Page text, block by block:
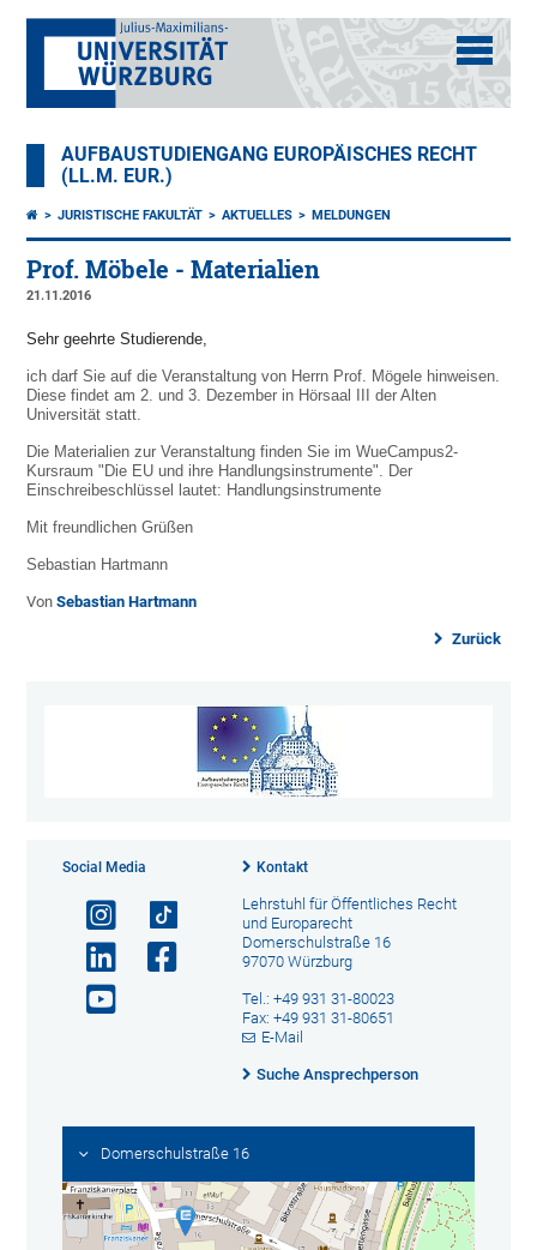
AUFBAUSTUDIENGANG EUROPÄISCHES RECHT
(LL.M. EUR.)
JURISTISCHE FAKULTÄT AKTUELLES MELDUNGEN
Prof. Möbele - Materialien
21.11.2016
Sehr geehrte Studierende,
ich darf Sie auf die Veranstaltung von Herrn Prof. Mögele hinweisen.
Diese findet am 2. und 3. Dezember in Hörsaal III der Alten
Universität statt.
Die Materialien zur Veranstaltung finden Sie im WueCampus2-
Kursraum "Die EU und ihre Handlungsinstrumente". Der
Einschreibeschlüssel lautet: Handlungsinstrumente
Mit freundlichen Grüßen
Sebastian Hartmann
VonSebastian Hartmann
Zurück
Social Media Kontakt
Lehrstuhl für Öffentliches Recht
und Europarecht
Domerschulstraße 16
97070 Würzburg
Tel.: +49 931 31-80023
Fax: +49 931 31-80651
E-Mail
Suche Ansprechperson
Domerschulstraße 16